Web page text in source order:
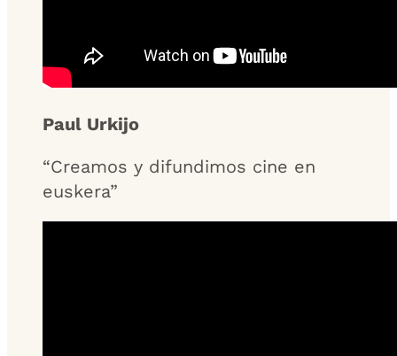
Paul Urkijo
“Creamos y difundimos cine en
euskera”